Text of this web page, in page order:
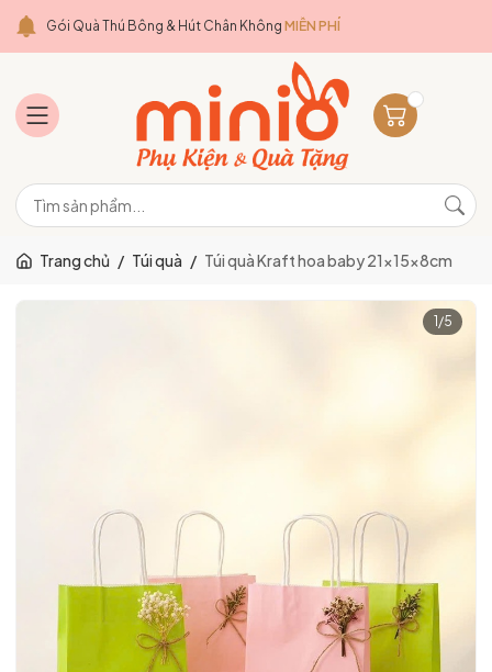
Gói Quà Thú Bông & Hút Chân Không MIỄN PHÍ
Trang chủ / Túi quà / Túi quà Kraft hoa baby 21x15x8cm
1 /5